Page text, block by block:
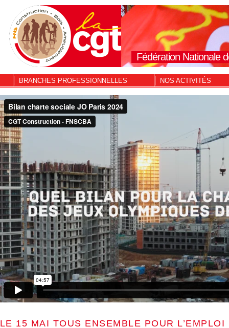
Fédération Nationale
BRANCHES PROFESSIONNELLES NOS ACTIVITÉS
LE 15 MAI TOUS ENSEMBLE POUR L’EMPLOI